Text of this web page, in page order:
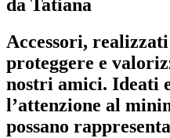
da Tatiana
Accessori,
proteggere e
nostri amici. Ideati
l’attenzione al
possano